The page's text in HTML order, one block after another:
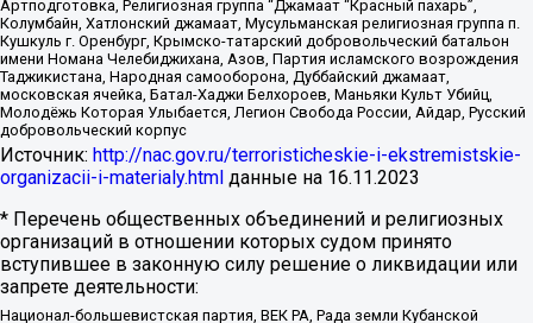
Артподготовка, Религиозная группа “Джамаат “Красный пахарь”,
Колумбайн, Хатлонский джамаат, Мусульманская религиозная группа п.
Кушкуль г. Оренбург, Крымско-татарский добровольческий батальон
имени Номана Челебиджихана, Азов, Партия исламского возрождения
Таджикистана, Народная самооборона, Дуббайский джамаат,
московская ячейка, Батал-Хаджи Белхороев, Маньяки Культ Убийц,
Молодёжь Которая Улыбается, Легион Свобода России, Айдар, Русский
добровольческий корпус
Источник: http://nac.gov.ru/terroristicheskie-i-ekstremistskie-
organizacii-i-materialy.html данные на 16.11.2023
* Перечень общественных объединений и религиозных
организаций в отношении которых судом принято
вступившее в законную силу решение о ликвидации или
запрете деятельности:
Национал-большевистская партия, ВЕК РА, Рада земли Кубанской